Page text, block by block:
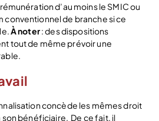
d’au moins le SMIC ou
conventionnel de branche si ce
À noter: des dispositions
tout de même prévoir une
concède les mêmes droit
son bénéficiaire. De ce fait, il